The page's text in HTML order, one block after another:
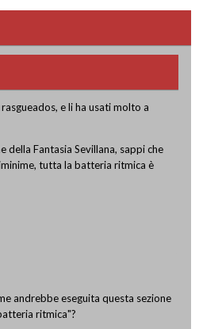
e li ha usati molto a
della Fantasia Sevillana, sappi che
tutta la batteria ritmica è
andrebbe eseguita questa sezione
ritmica"?